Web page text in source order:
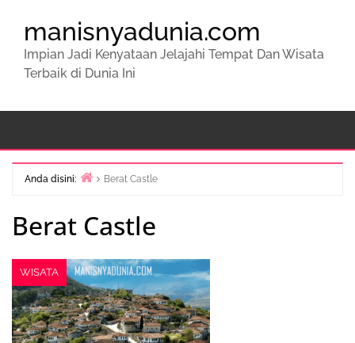
manisnyadunia.com
Impian Jadi Kenyataan Jelajahi Tempat Dan Wisata
Terbaik di Dunia Ini
Anda disini:
Berat Castle
Berat Castle
WISATA